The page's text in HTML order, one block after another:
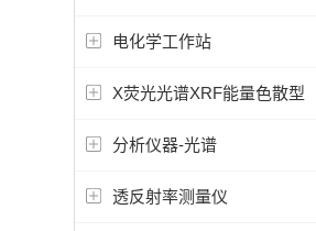
电化学工作站
X荧光光谱XRF能量色散型
分析仪器-光谱
透反射率测量仪